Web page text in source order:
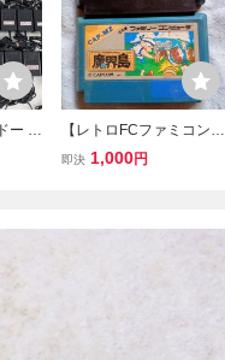
ー フ
【レトロFCファミコンソ
フト】カプコン 魔界村
即決 1,000円